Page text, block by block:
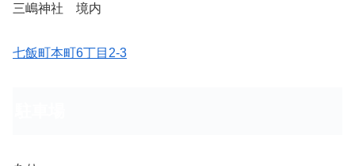
三嶋神社 境内
七飯町本町6丁目2-3